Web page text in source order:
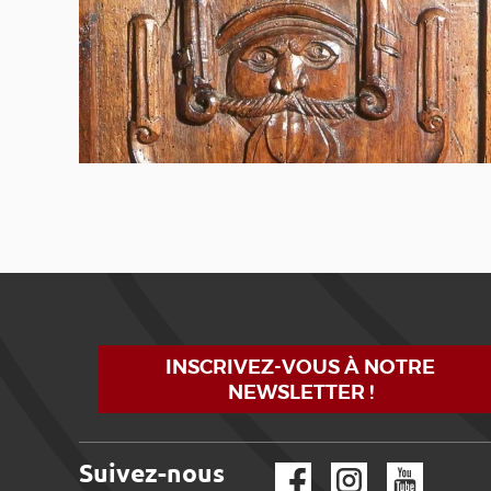
INSCRIVEZ-VOUS À NOTRE
NEWSLETTER !
Suivez-nous